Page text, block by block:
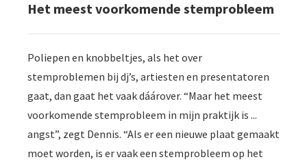
Het meest voorkomende stemprobleem
Poliepen en knobbeltjes, als het over
stemproblemen bij dj’s, artiesten en presentatoren
gaat, dan gaat het vaak dáárover. “Maar het meest
voorkomende stemprobleem in mijn praktijk is ...
angst”, zegt Dennis. “Als er een nieuwe plaat gemaakt
moet worden, is er vaak een stemprobleem op het